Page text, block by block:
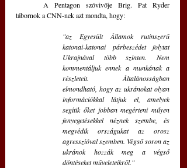
tábornok a CNN-nek azt mondta, hogy:
"az Egyesült Államok rutinszerű
katonai-katonai párbeszédet folytat
Ukrajnával több szinten. Nem
kommentáljuk ennek a munkának a
részleteit. Általánosságban
elmondható, hogy az ukránokat olyan
információkkal látjuk el, amelyek
segítik őket jobban megérteni milyen
fenyegetésekkel néznek szembe, és
megvédik országukat az orosz
agresszióval szemben. Végső soron az
ukránok hozzák meg a végső
döntéseket műveleteikről."